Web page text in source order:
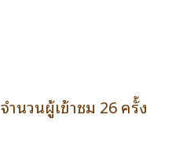
จำนวนผู้เข้าชม 26 ครั้ง